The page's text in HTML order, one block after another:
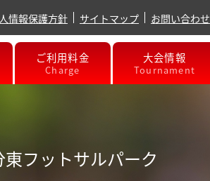
情報保護方針 サイトマップ お問い合わせ
ご利用料金
Charge
大会情報
Tournament
東フットサルパーク